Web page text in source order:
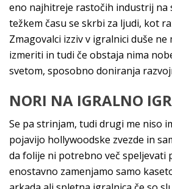
eno najhitreje rastočih industrij na
težkem času se skrbi za ljudi, kot
Zmagovalci izziv v igralnici duše
izmeriti in tudi če obstaja nima
svetom, sposobno doniranja
NORI NA IGRALNO
Se pa strinjam, tudi drugi me niso
pojavijo hollywoodske zvezde in
da folije ni potrebno več speljevati
enostavno zamenjamo samo